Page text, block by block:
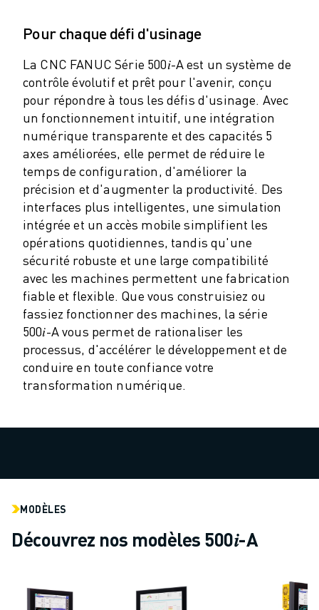
MACHINES D'ÉLECTROÉROSION PAR FIL
ROBOCUT MATÉRIEL
LOGICIEL ROBOCUT
ROBOCUT MAINTENANCE PRÉVENTIVE
DURABILITÉ DU ROBOCUT
SOLUTIONS IIOT
SOLUTIONS POUR L'USINE INTELLIGENTE
DES SOLUTIONS D'USINE INTELLIGENTE POUR AMÉLIORER
ENREGISTREMENT DU PRODUIT "
TÉMOIGNAGES
SOLUTIONS
INDUSTRIES
TOUTES LES INDUSTRIES
AÉROSPATIALE
AUTOMOBILE
VÉHICULES ÉLECTRIQUES
ÉLECTRONIQUE
ALIMENTATION ET BOISSONS
MÉDICAL
ENTREPOSAGE, LOGISTIQUE, POSTE ET COLIS
USINAGE 5 AXES
SOUDAGE À L'ARC
RECTIFICATION CNC
PERÇAGE ET TARAUDAGE À GRANDE VITESSE
Pour chaque défi d'usinage
La CNC FANUC Série 500𝑖-A est un système de
contrôle évolutif et prêt pour l'avenir, conçu
pour répondre à tous les défis d'usinage. Avec
un fonctionnement intuitif, une intégration
numérique transparente et des capacités 5
axes améliorées, elle permet de réduire le
temps de configuration, d'améliorer la
précision et d'augmenter la productivité. Des
interfaces plus intelligentes, une simulation
intégrée et un accès mobile simplifient les
opérations quotidiennes, tandis qu'une
sécurité robuste et une large compatibilité
avec les machines permettent une fabrication
fiable et flexible. Que vous construisiez ou
fassiez fonctionner des machines, la série
500𝑖-A vous permet de rationaliser les
processus, d'accélérer le développement et de
conduire en toute confiance votre
transformation numérique.
MODÈLES
Découvrez nos modèles 500𝑖-A